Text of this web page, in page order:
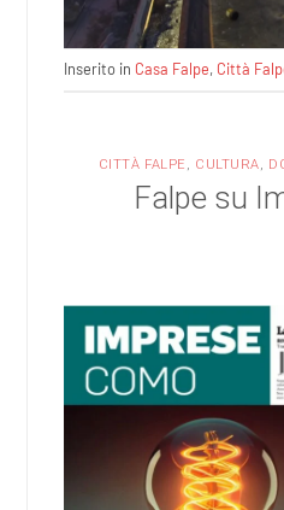
Inserito in Casa Falpe, Città
CITTÀ FALPE , CULTURA,
Falpe su